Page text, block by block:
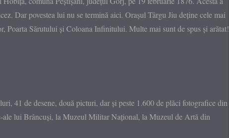
Dar povestea lui nu se termină aici. Orașul Târgu Jiu deține cele mai
Poarta Sărutului și Coloana Infinitului. Multe mai sunt de spus și arătat!
41 de desene, două picturi, dar și peste 1.600 de plăci fotografice din
lui Brâncuși, la Muzeul Militar Național, la Muzeul de Artă din